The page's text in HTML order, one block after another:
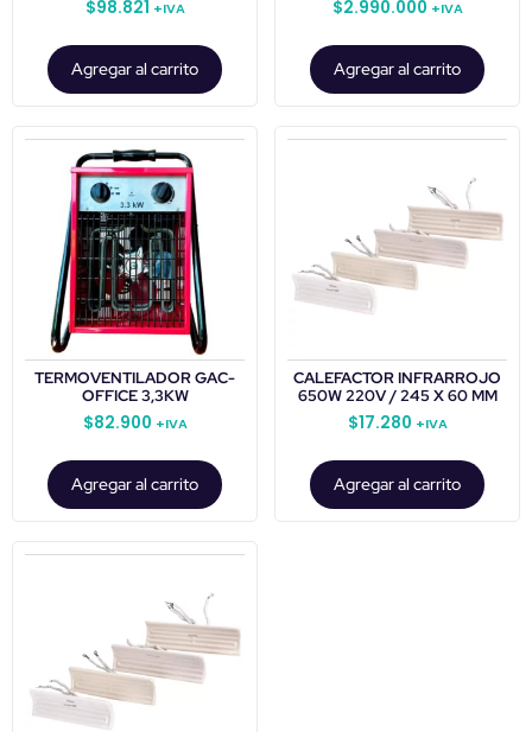
$98.821 +IVA
Agregar al carrito
$2.990.000 +IVA
Agregar al carrito
TERMOVENTILADOR GAC-
OFFICE 3,3KW
$82.900 +IVA
Agregar al carrito
CALEFACTOR INFRARROJO
650W 220V / 245 X 60 MM
$17.280 +IVA
Agregar al carrito